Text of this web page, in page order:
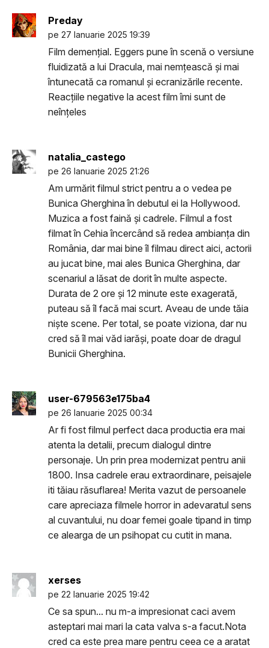
Preday
pe 27 Ianuarie 2025 19:39
Film demențial. Eggers pune în scenă o versiune
fluidizată a lui Dracula, mai nemțească și mai
întunecată ca romanul și ecranizările recente.
Reacțiile negative la acest film îmi sunt de
neînțeles
natalia_castego
pe 26 Ianuarie 2025 21:26
Am urmărit filmul strict pentru a o vedea pe
Bunica Gherghina în debutul ei la Hollywood.
Muzica a fost faină și cadrele. Filmul a fost
filmat în Cehia încercând să redea ambianța din
România, dar mai bine îl filmau direct aici, actorii
au jucat bine, mai ales Bunica Gherghina, dar
scenariul a lăsat de dorit în multe aspecte.
Durata de 2 ore și 12 minute este exagerată,
puteau să îl facă mai scurt. Aveau de unde tăia
niște scene. Per total, se poate viziona, dar nu
cred să îl mai văd iarăși, poate doar de dragul
Bunicii Gherghina.
user-679563e175ba4
pe 26 Ianuarie 2025 00:34
Ar fi fost filmul perfect daca productia era mai
atenta la detalii, precum dialogul dintre
personaje. Un prin prea modernizat pentru anii
1800. Insa cadrele erau extraordinare, peisajele
iti tăiau răsuflarea! Merita vazut de persoanele
care apreciaza filmele horror in adevaratul sens
al cuvantului, nu doar femei goale tipand in timp
ce alearga de un psihopat cu cutit in mana.
xerses
pe 22 Ianuarie 2025 19:42
Ce sa spun... nu m-a impresionat caci avem
asteptari mai mari la cata valva s-a facut.Nota
cred ca este prea mare pentru ceea ce a aratat